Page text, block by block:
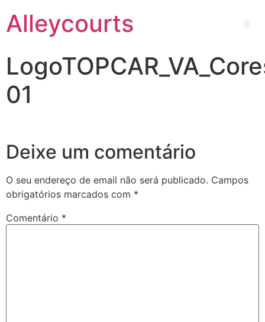
Alleycourts
01
Deixe um comentário
O seu endereço de email não será publicado. Campos
obrigatórios marcados com *
Comentário *